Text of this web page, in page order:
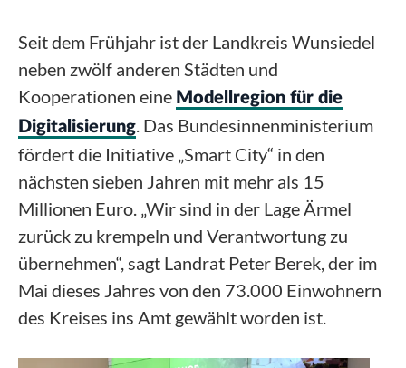
Seit dem Frühjahr ist der Landkreis Wunsiedel
neben zwölf anderen Städten und
Kooperationen eine Modellregion für die
Digitalisierung. Das Bundesinnenministerium
fördert die Initiative „Smart City“ in den
nächsten sieben Jahren mit mehr als 15
Millionen Euro. „Wir sind in der Lage Ärmel
zurück zu krempeln und Verantwortung zu
übernehmen“, sagt Landrat Peter Berek, der im
Mai dieses Jahres von den 73.000 Einwohnern
des Kreises ins Amt gewählt worden ist.